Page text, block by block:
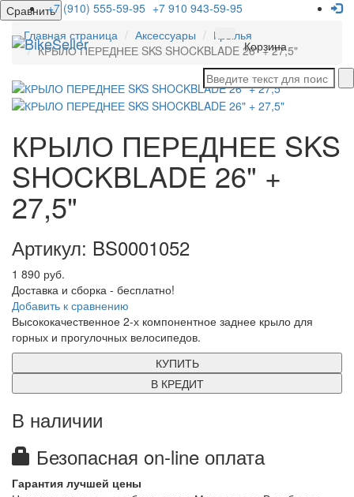
Сравнить+7 (910) 555-59-95 +7 910 943-59-95
Корзина
Главная страница Аксессуары
Крылья
КРЫЛО ПЕРЕДНЕЕ SKS SHOCKBLADE 26" + 27,5"
КРЫЛО ПЕРЕДНЕЕ SKS
SHOCKBLADE 26" +
27,5"
Артикул: BS0001052
1 890 руб.
Доставка и сборка - бесплатно!
Добавить к сравнению
Высококачественное 2-х компонентное заднее крыло для
горных и прогулочных велосипедов.
КУПИТЬ
В КРЕДИТ
В наличии
Безопасная on-line оплата
Гарантия лучшей цены